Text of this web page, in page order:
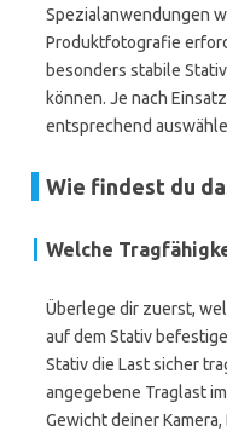
Spezialanwendungen
Produktfotografie
besonders stabile
können. Je nach
entsprechend
Wie findest du
Welche
Überlege dir zuerst,
auf dem Stativ
Stativ die Last sicher
angegebene Traglast
Gewicht deiner